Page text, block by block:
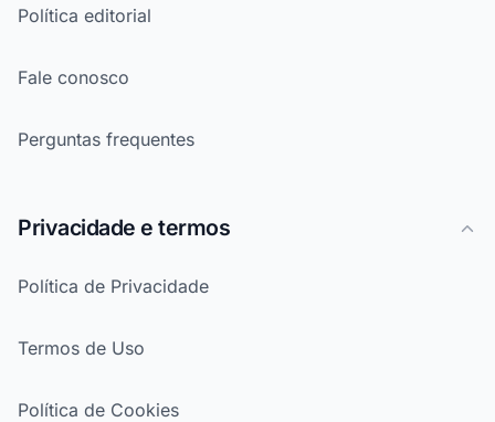
Política editorial
Fale conosco
Perguntas frequentes
Privacidade e termos
Política de Privacidade
Termos de Uso
Política de Cookies